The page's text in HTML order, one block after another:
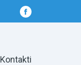
Kontakti